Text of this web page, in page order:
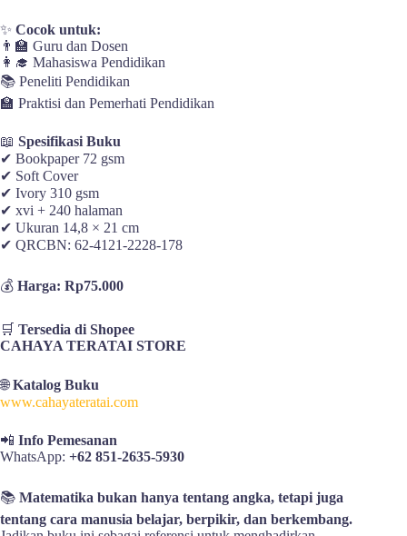
✨ Cocok untuk:
👨‍🏫 Guru dan Dosen
👩‍🎓 Mahasiswa Pendidikan
📚 Peneliti Pendidikan
🏫 Praktisi dan Pemerhati Pendidikan
📖 Spesifikasi Buku
✔ Bookpaper 72 gsm
✔ Soft Cover
✔ Ivory 310 gsm
✔ xvi + 240 halaman
✔ Ukuran 14,8 × 21 cm
✔ QRCBN: 62-4121-2228-178
💰 Harga: Rp75.000
🛒 Tersedia di Shopee
CAHAYA TERATAI STORE
🌐Katalog Buku
www.cahayateratai.com
📲 Info Pemesanan
WhatsApp: +62 851-2635-5930
📚 Matematika bukan hanya tentang angka, tetapi juga
tentang cara manusia belajar, berpikir, dan berkembang.